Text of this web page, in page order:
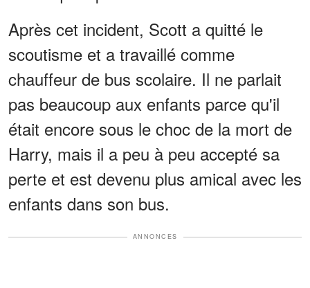
Après cet incident, Scott a quitté le
scoutisme et a travaillé comme
chauffeur de bus scolaire. Il ne parlait
pas beaucoup aux enfants parce qu'il
était encore sous le choc de la mort de
Harry, mais il a peu à peu accepté sa
perte et est devenu plus amical avec les
enfants dans son bus.
ANNONCES